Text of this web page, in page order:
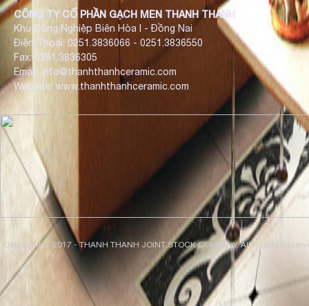
CÔNG TY CỔ PHẦN GẠCH MEN THANH THANH
Khu Công Nghiệp Biên Hòa I - Đồng Nai
Điện Thoại: 0251.3836066 - 0251.3836550
Fax: 0251.3836305
Email: info@thanhthanhceramic.com
Website: www.thanhthanhceramic.com
Copyright © 2017 - THANH THANH JOINT STOCK COMPANY. All Rights